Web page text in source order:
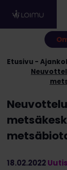
Etusivu
18.02.2022